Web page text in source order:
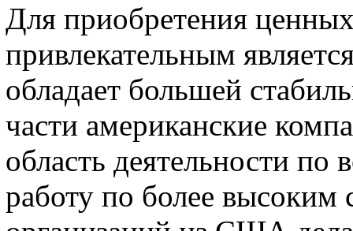
Для приобретения
привлекательным
обладает большей
части американские
область деятельности
работу по более высоким